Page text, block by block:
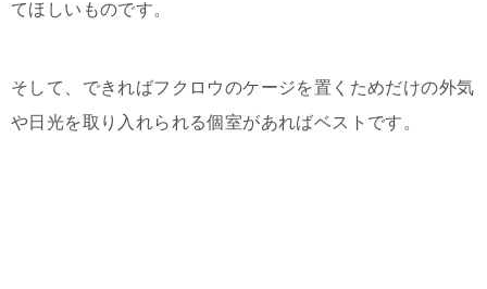
てほしいものです。
そして、できればフクロウのケージを置くためだけの外気
や日光を取り入れられる個室があればベストです。